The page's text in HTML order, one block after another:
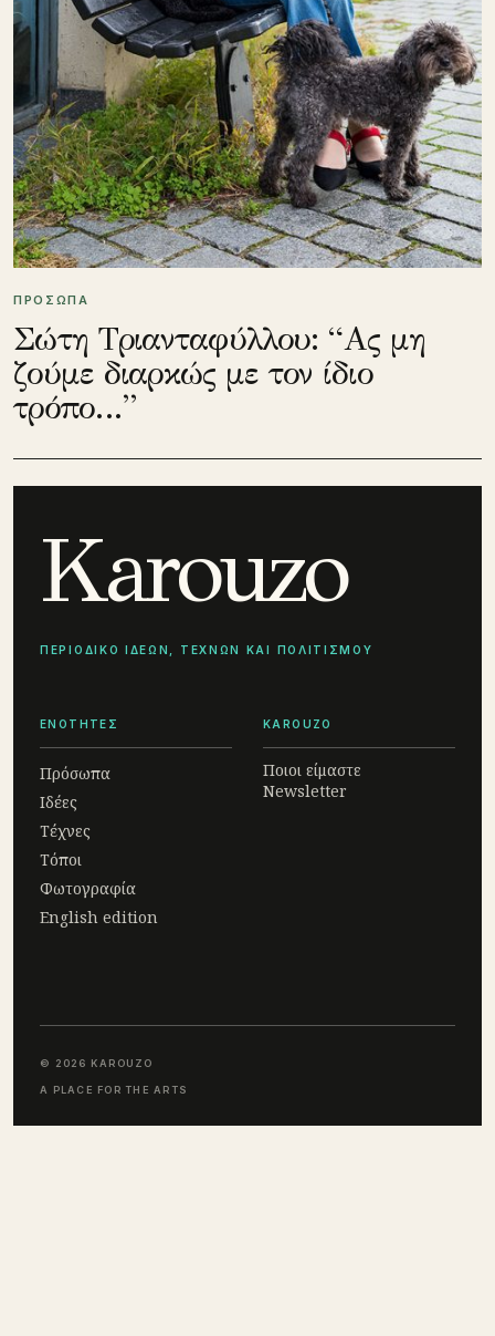
ΠΡΟΣΩΠΑ
Σώτη Τριανταφύλλου: “Ας μη
ζούμε διαρκώς με τον ίδιο
τρόπο…”
Karouzo
ΠΕΡΙΟΔΙΚΟ ΙΔΕΩΝ, ΤΕΧΝΩΝ ΚΑΙ ΠΟΛΙΤΙΣΜΟΥ
ΕΝΟΤΗΤΕΣ
Πρόσωπα
Ιδέες
Τέχνες
Τόποι
Φωτογραφία
English edition
KAROUZO
Ποιοι είμαστε
Newsletter
© 2026 KAROUZO
A PLACE FOR THE ARTS